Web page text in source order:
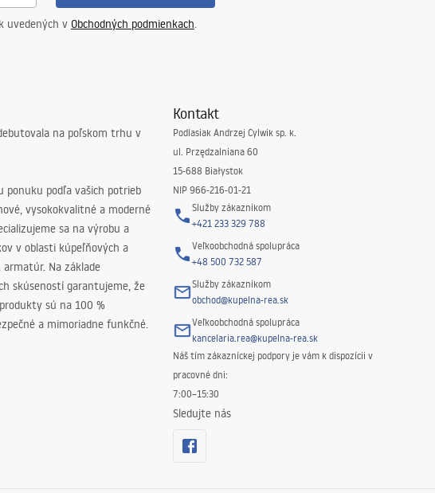
uvedených v Obchodných podmienkach.
na poľskom trhu v
ponuku podľa vašich potrieb
vysokokvalitné a moderné
sa na výrobu a
v oblasti kúpeľňových a
armatúr. Na základe
skúseností garantujeme, že
sú na 100 %
a mimoriadne funkčné.
Kontakt
Podlasiak Andrzej Cylwik sp. k.
ul. Przędzalniana 60
15-688 Białystok
NIP 966-216-01-21
Služby zákazníkom
+421 233 329 788
Veľkoobchodná spolupráca
+48 500 732 587
Služby zákazníkom
obchod@kupelna-rea.sk
Veľkoobchodná spolupráca
kancelaria.rea@kupelna-rea.sk
Náš tím zákazníckej podpory je vám k dispozícii v
pracovné dni:
7:00–15:30
Sledujte nás